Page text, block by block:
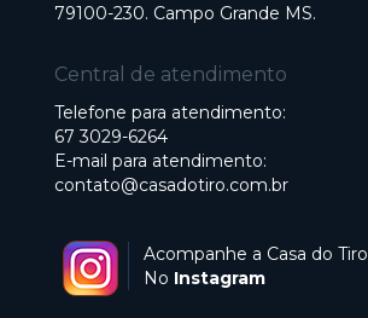
79100-230. Campo Grande MS.
Central de atendimento
Telefone para atendimento:
67 3029-6264
E-mail para atendimento:
contato@casadotiro.com.br
Acompanhe a Casa do Tiro
No Instagram